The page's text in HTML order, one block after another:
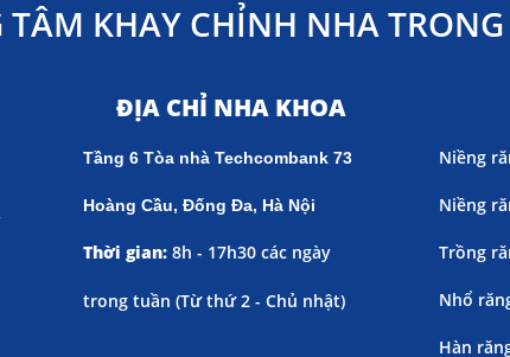
TÂM KHAY CHỈNH NHA
ĐỊA CHỈ NHA KHOA
Tầng 6 Tòa nhà Techcombank 73
Hoàng Cầu, Đống Đa, Hà Nội
Thời gian: 8h - 17h30 các ngày
trong tuần (Từ thứ 2 - Chủ nhật)
Niềng
Niềng
Trồng
Nhổ
Hàn